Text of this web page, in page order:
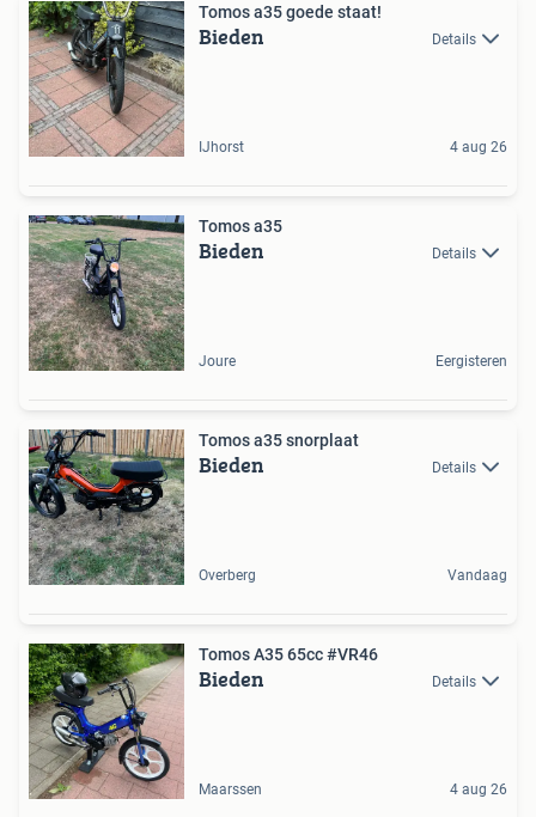
Tomos a35 goede staat!
Bieden Details
IJhorst 4 aug 26
Tomos a35
Bieden Details
Joure Eergisteren
Tomos a35 snorplaat
Bieden Details
Overberg Vandaag
Tomos A35 65cc #VR46
Bieden Details
Maarssen 4 aug 26